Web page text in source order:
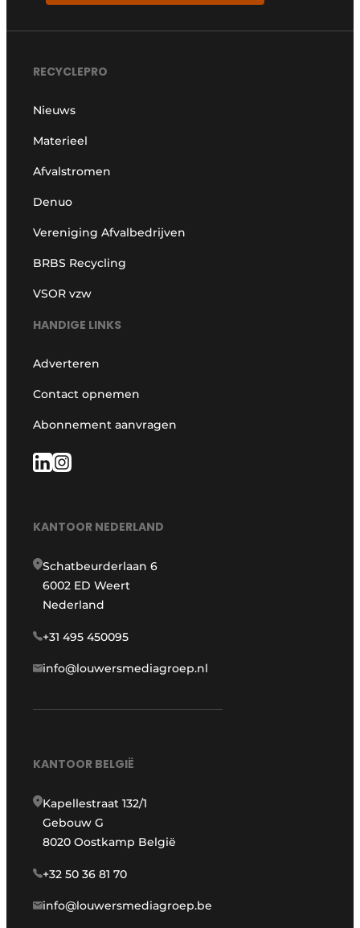
RECYCLEPRO
Nieuws
Materieel
Afvalstromen
Denuo
Vereniging Afvalbedrijven
BRBS Recycling
VSOR vzw
HANDIGE LINKS
Adverteren
Contact opnemen
Abonnement aanvragen
KANTOOR NEDERLAND
Schatbeurderlaan 6
6002 ED Weert
Nederland
+31 495 450095
info@louwersmediagroep.nl
KANTOOR BELGIË
Kapellestraat 132/1
Gebouw G
8020 Oostkamp België
+32 50 36 81 70
info@louwersmediagroep.be